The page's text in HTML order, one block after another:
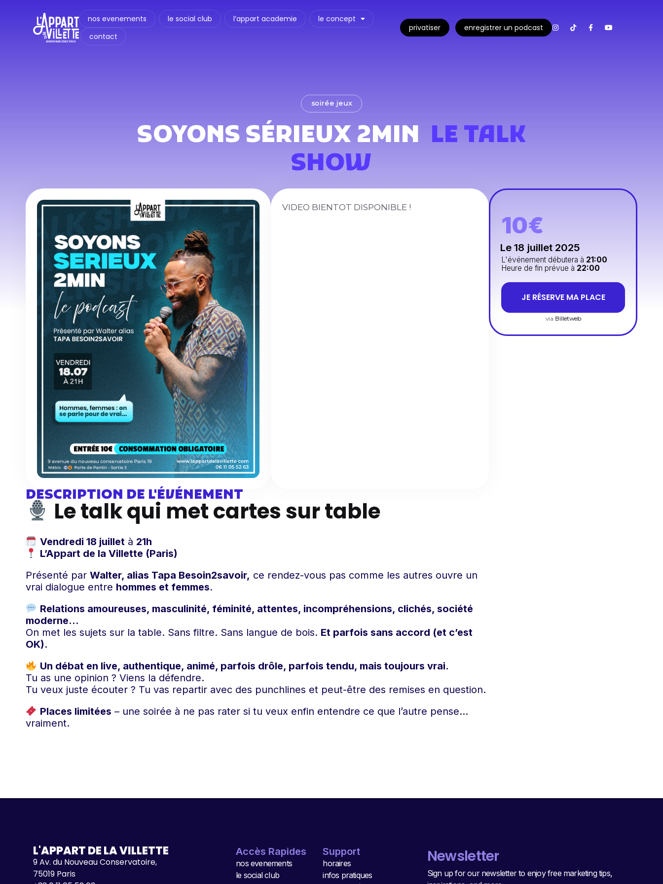
nos evenements le social club l’appart academie
le concept
contact
privatiser enregistrer un podcast
soirée jeux
SOYONS SÉRIEUX 2MIN LE TALK
SHOW
VIDEO BIENTOT DISPONIBLE !
DESCRIPTION DE L'ÉVÉNEMENT
Le talk qui met cartes sur table
Vendredi 18 juilletà 21h
L’Appart de la Villette (Paris)
Présenté par Walter, alias Tapa Besoin2savoir, ce rendez-vous pas comme les autres ouvre un
vrai dialogue entre hommes et femmes.
Relations amoureuses, masculinité, féminité, attentes, incompréhensions, clichés, société
moderne…
On met les sujets sur la table. Sans filtre. Sans langue de bois. Et parfois sans accord (et c’est
OK).
Un débat en live, authentique, animé, parfois drôle, parfois tendu, mais toujours vrai.
Tu as une opinion ? Viens la défendre.
Tu veux juste écouter ? Tu vas repartir avec des punchlines et peut-être des remises en question.
Places limitées – une soirée à ne pas rater si tu veux enfin entendre ce que l’autre pense…
vraiment.
10€
Le 18 juillet 2025
L'événement débutera à 21:00
Heure de fin prévue à 22:00
JE RÉSERVE MA PLACE
via Billetweb
L'APPART DE LA VILLETTE
9 Av. du Nouveau Conservatoire,
75019 Paris
Accès Rapides
nos evenements
le social club
Support
horaires
infos pratiques
Newsletter
Sign up for our newsletter to enjoy free marketing tips,